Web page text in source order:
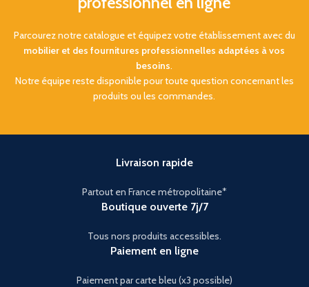
Parcourez notre catalogue et équipez votre établissement avec du
mobilier et des fournitures professionnelles adaptées à vos
besoins.
Notre équipe reste disponible pour toute question concernant les
produits ou les commandes.
Livraison rapide
Partout en France métropolitaine*
Boutique ouverte 7j/7
Tous nors produits accessibles.
Paiement en ligne
Paiement par carte bleu (x3 possible)